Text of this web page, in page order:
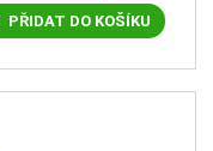
PŘIDAT DO KOŠÍKU